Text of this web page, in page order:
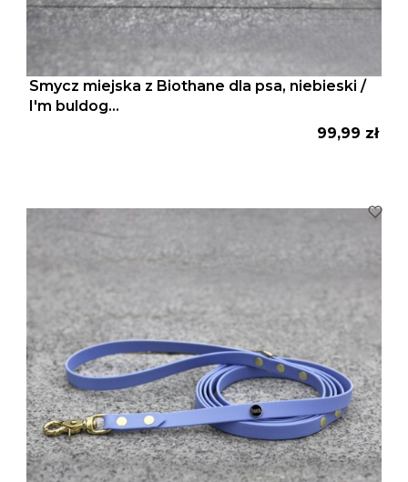
Smycz miejska z Biothane dla psa, niebieski /
I'm buldog...
Cena
99,99 zł